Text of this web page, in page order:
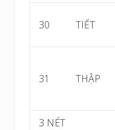
30 TIẾT
31 THẬP
3 NÉT